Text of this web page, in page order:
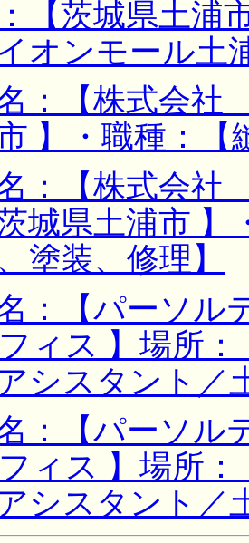
【茨城県土浦
オンモール土
：【株式会
】・職種：【
：【株式会
城県土浦市
塗装、修理】
：【パーソ
ィス 】場所
アシスタント／
：【パーソ
ィス 】場所
アシスタント／